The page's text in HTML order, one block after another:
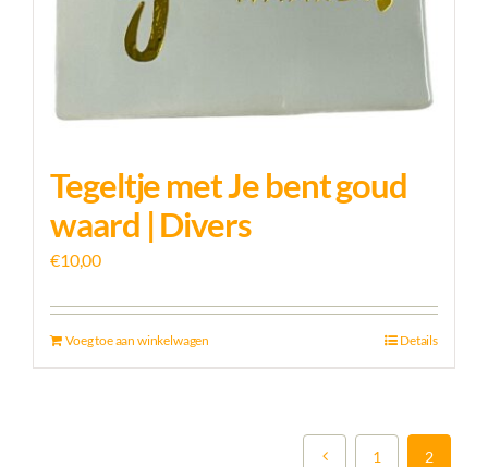
Tegeltje met Je bent goud
waard | Divers
€10,00
Voeg toe aan winkelwagen Details
1 2